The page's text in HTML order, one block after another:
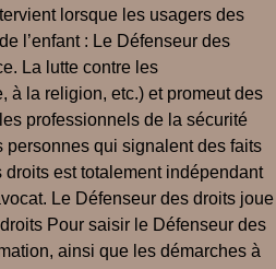
lorsque les usagers des
l’enfant : Le Défenseur des
La lutte contre les
à la religion, etc.) et promeut des
professionnels de la sécurité
personnes qui signalent des faits
est totalement indépendant
Le Défenseur des droits joue
Pour saisir le Défenseur des
ainsi que les démarches à